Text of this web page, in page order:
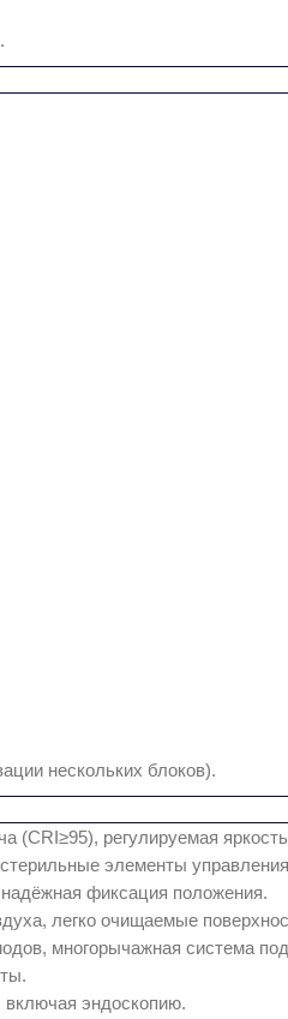
нескольких блоков).
(CRI≥95), регулируемая
элементы
фиксация положения.
легко очищаемые
многорычажная система
эндоскопию.